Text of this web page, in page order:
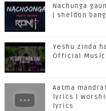
Nachunga
| sheldon
Yeshu zinda
Official Music
Aatma
lyrics |
lyrics